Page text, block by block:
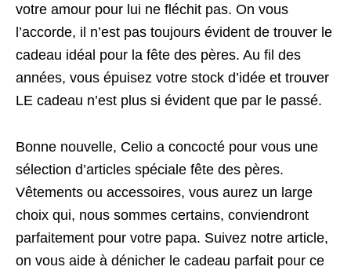
votre amour pour lui ne fléchit pas. On vous
l’accorde, il n’est pas toujours évident de trouver le
cadeau idéal pour la fête des pères. Au fil des
années, vous épuisez votre stock d’idée et trouver
LE cadeau n’est plus si évident que par le passé.
Bonne nouvelle, Celio a concocté pour vous une
sélection d’articles spéciale fête des pères.
Vêtements ou accessoires, vous aurez un large
choix qui, nous sommes certains, conviendront
parfaitement pour votre papa. Suivez notre article,
on vous aide à dénicher le cadeau parfait pour ce